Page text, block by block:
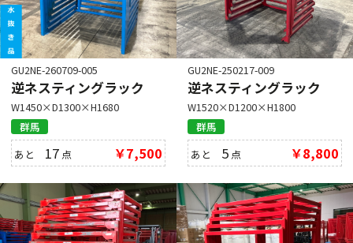
GU2NE-260709-005
逆ネスティングラック
W1450×D1300×H1680
群馬
あと 17 点 ￥7,500
GU2NE-250217-009
逆ネスティングラック
W1520×D1200×H1800
群馬
あと 5 点 ￥8,800